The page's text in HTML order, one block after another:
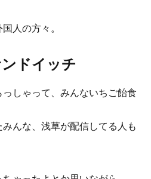
人の方々。
ドイッチ
しゃって、みんないちご飴食
んな、浅草が配信してる人も